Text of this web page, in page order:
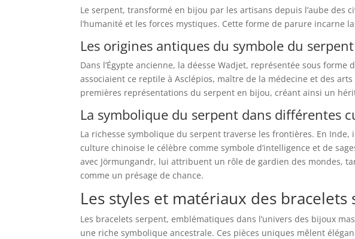
Le serpent, transformé en bijou par les artisans depuis l’aube des
l’humanité et les forces mystiques. Cette forme de parure incarne
Les origines antiques du symbole du serpent
Dans l’Égypte ancienne, la déesse Wadjet, représentée sous
associaient ce reptile à Asclépios, maître de la médecine et des
premières représentations du serpent en bijou, créant ainsi un
La symbolique du serpent dans différentes
La richesse symbolique du serpent traverse les frontières. En
culture chinoise le célèbre comme symbole d’intelligence et de
avec Jörmungandr, lui attribuent un rôle de gardien des mondes,
comme un présage de chance.
Les styles et matériaux des
Les bracelets serpent, emblématiques dans l’univers des bijoux
une riche symbolique ancestrale. Ces pièces uniques mêlent